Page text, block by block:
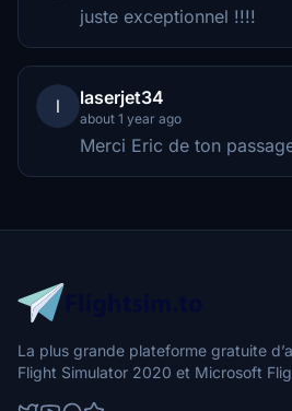
juste exceptionnel !!!!
l laserjet34
about 1 year ago
Merci Eric de ton
La plus grande plateforme gratuite
Flight Simulator 2020 et Microsoft